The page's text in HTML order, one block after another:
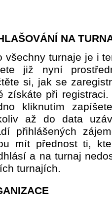
NA
všechny turnaje je i
již nyní
si, jak se
získáte při
kliknutím
až do data
přihlášených
mít přednost ti,
a na turnaj
turnajích.